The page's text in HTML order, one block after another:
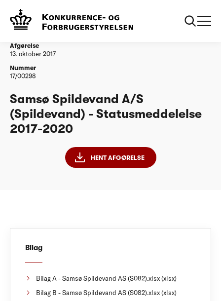
Vandtilsyn
2020
Afgørelse
13. oktober 2017
Nummer
17/00298
Samsø Spildevand A/S
(Spildevand) - Statusmeddelelse
2017-2020
HENT AFGØRELSE
Bilag
Bilag A - Samsø Spildevand AS (S082).xlsx (xlsx)
Bilag B - Samsø Spildevand AS (S082).xlsx (xlsx)